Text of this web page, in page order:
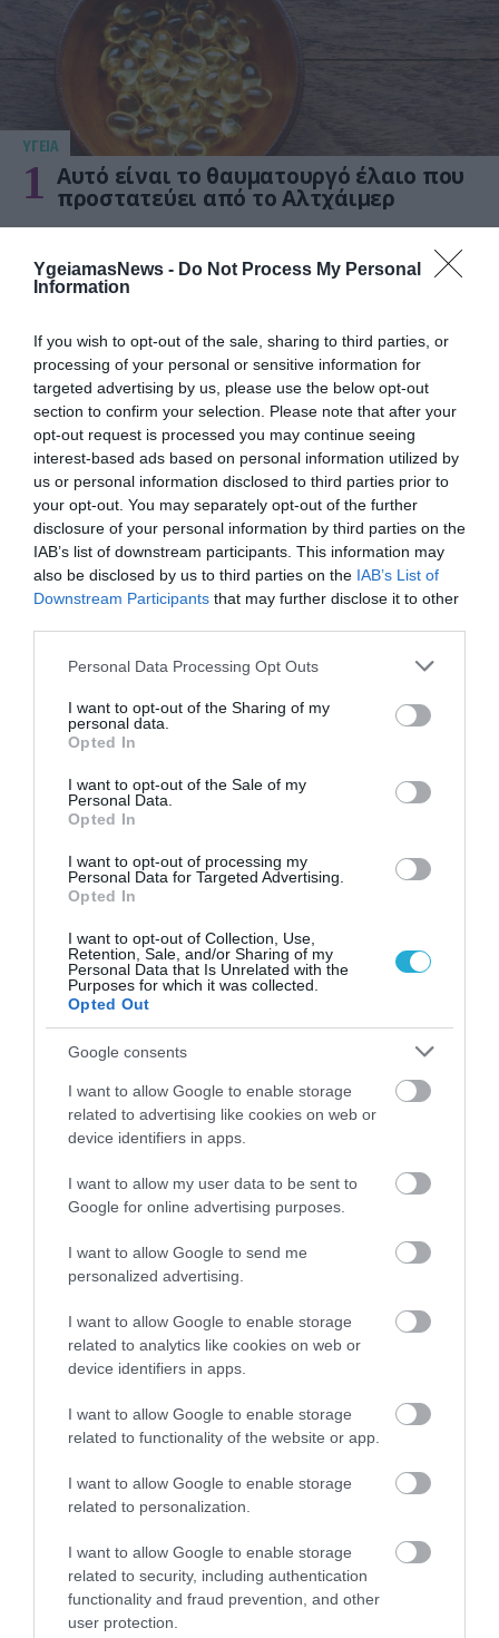
YgeiamasNews - Do Not Process My Personal
Information
If you wish to opt-out of the sale, sharing to third parties, or
processing of your personal or sensitive information for
targeted advertising by us, please use the below opt-out
section to confirm your selection. Please note that after your
opt-out request is processed you may continue seeing
interest-based ads based on personal information utilized by
us or personal information disclosed to third parties prior to
your opt-out. You may separately opt-out of the further
disclosure of your personal information by third parties on the
IAB’s list of downstream participants. This information may
also be disclosed by us to third parties on the IAB’s List of
Downstream Participants that may further disclose it to other
Please note that this website/app uses one or more Google
not limited to your visit or usage behaviour. You may click to
grant or deny consent to Google and its third-party tags to
use your data for below specified purposes in below Google
consent section.
Personal Data Processing Opt Outs
I want to opt-out of the Sharing of my
personal data.
Opted In
I want to opt-out of the Sale of my
Personal Data.
Opted In
I want to opt-out of processing my
Personal Data for Targeted Advertising.
Opted In
I want to opt-out of Collection, Use,
Retention, Sale, and/or Sharing of my
Personal Data that Is Unrelated with the
Purposes for which it was collected.
Opted Out
Google consents
I want to allow Google to enable storage
related to advertising like cookies on web or
device identifiers in apps.
I want to allow my user data to be sent to
Google for online advertising purposes.
I want to allow Google to send me
personalized advertising.
I want to allow Google to enable storage
related to analytics like cookies on web or
device identifiers in apps.
I want to allow Google to enable storage
related to functionality of the website or app.
I want to allow Google to enable storage
related to personalization.
I want to allow Google to enable storage
related to security, including authentication
functionality and fraud prevention, and other
user protection.
ΥΓΕΙΑ
1 Αυτό είναι το θαυματουργό έλαιο που
προστατεύει από το Αλτχάιμερ
ΥΓΕΙΑ
2 Το τρόφιμο που θωρακίζει «αθόρυβα»
τα οστά σε κάθε ηλικία… δεν είναι το
γάλα!
Ανατροπή δεδομένων στα εμβόλια
mRNA: Οι εμβολιασμένοι πεθαίνουν
Ποιοι είναι οι φυσιολογικοί καρδιακοί
παλμοί και ποια τα επικίνδυνα όρια –
ΠΕΡΙΣΣΟΤΕΡΑ
08.08.2026 21:06